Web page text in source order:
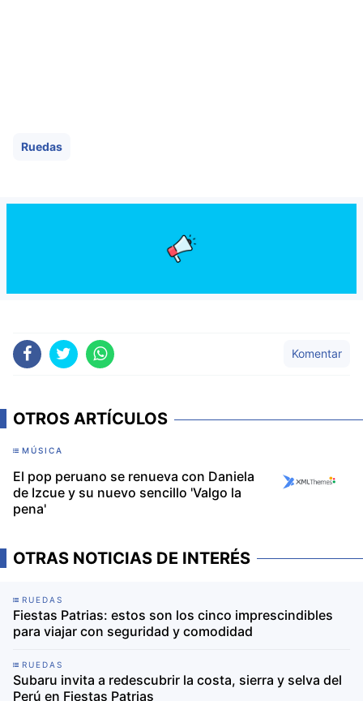
Ruedas
Komentar
OTROS ARTÍCULOS
MÚSICA
El pop peruano se renueva con Daniela
de Izcue y su nuevo sencillo 'Valgo la
pena'
OTRAS NOTICIAS DE INTERÉS
RUEDAS
Fiestas Patrias: estos son los cinco imprescindibles
para viajar con seguridad y comodidad
RUEDAS
Subaru invita a redescubrir la costa, sierra y selva del
Perú en Fiestas Patrias